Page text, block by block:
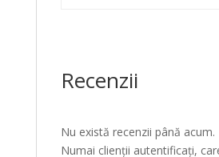
Recenzii
Nu există recenzii până acum.
Numai clienții autentificați,